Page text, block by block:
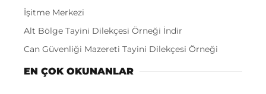
İşitme Merkezi
Alt Bölge Tayini Dilekçesi Örneği İndir
Can Güvenliği Mazereti Tayini Dilekçesi Örneği
EN ÇOK OKUNANLAR